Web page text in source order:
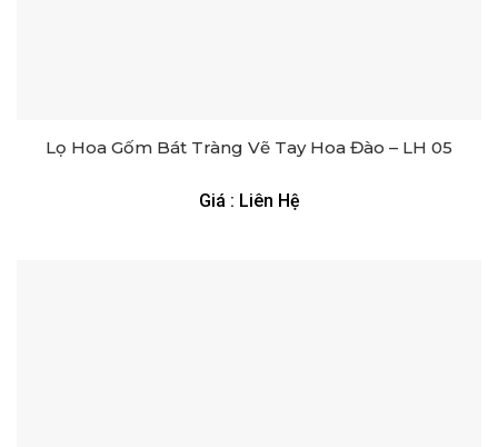
Lọ Hoa Gốm Bát Tràng Vẽ Tay Hoa Đào – LH 05
Giá : Liên Hệ